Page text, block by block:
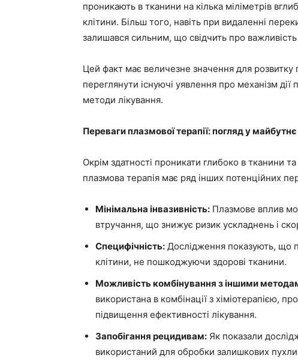
проникають в тканини на кілька міліметрів
клітини. Більш того, навіть при видаленні
залишався сильним, що свідчить про
Цей факт має величезне значення для
переглянути існуючі уявлення про механізм
методи лікування.
Переваги плазмової терапії: погляд у майбутнє
Окрім здатності проникати глибоко в тканини
плазмова терапія має ряд інших потенційних
Мінімальна інвазивність: Плазмове вплив
втручання, що знижує ризик ускладнень і
Специфічність: Дослідження показують, що
клітини, не пошкоджуючи здорові тканини.
Можливість комбінування з іншими
використана в комбінації з хіміотерапією,
підвищення ефективності лікування.
Запобігання рецидивам: Як показали
використаний для обробки залишкових